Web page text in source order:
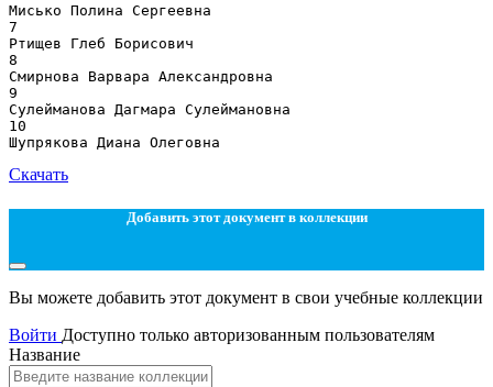
Мисько Полина Сергеевна
7
Ртищев Глеб Борисович
8
Смирнова Варвара Александровна
9
Сулейманова Дагмара Сулеймановна
10
Скачать
Добавить этот документ в коллекции
Вы можете добавить этот документ в свои учебные коллекции
Войти Доступно только авторизованным пользователям
Название